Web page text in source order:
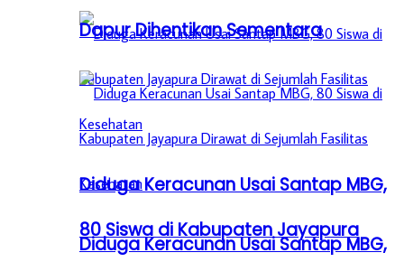
Diduga Keracunan Usai Santap MBG,
80 Siswa di Kabupaten Jayapura
Dapur Dihentikan Sementara
Diduga Keracunan Usai Santap MBG,